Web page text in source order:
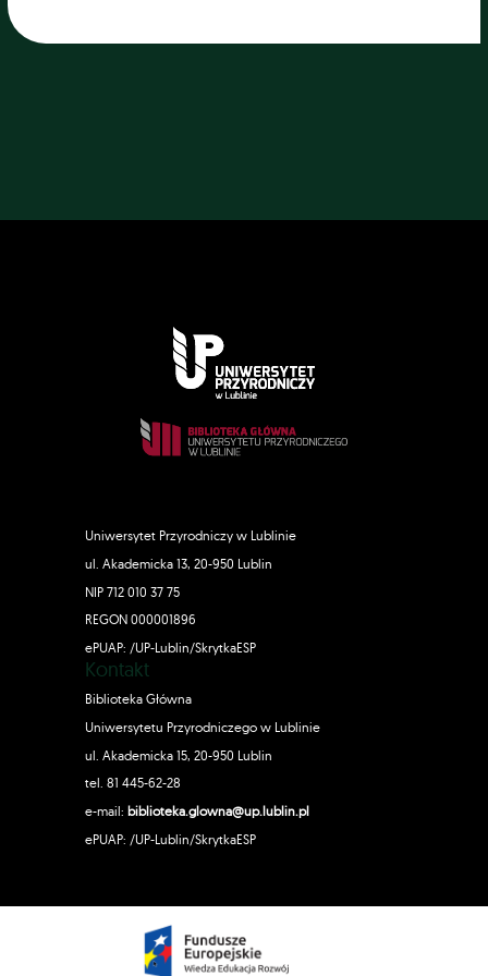
Uniwersytet Przyrodniczy w Lublinie
ul. Akademicka 13, 20-950 Lublin
NIP 712 010 37 75
REGON 000001896
ePUAP: /UP-Lublin/SkrytkaESP
Kontakt
Biblioteka Główna
Uniwersytetu Przyrodniczego w Lublinie
ul. Akademicka 15, 20-950 Lublin
tel. 81 445-62-28
e-mail: biblioteka.glowna@up.lublin.pl
ePUAP: /UP-Lublin/SkrytkaESP